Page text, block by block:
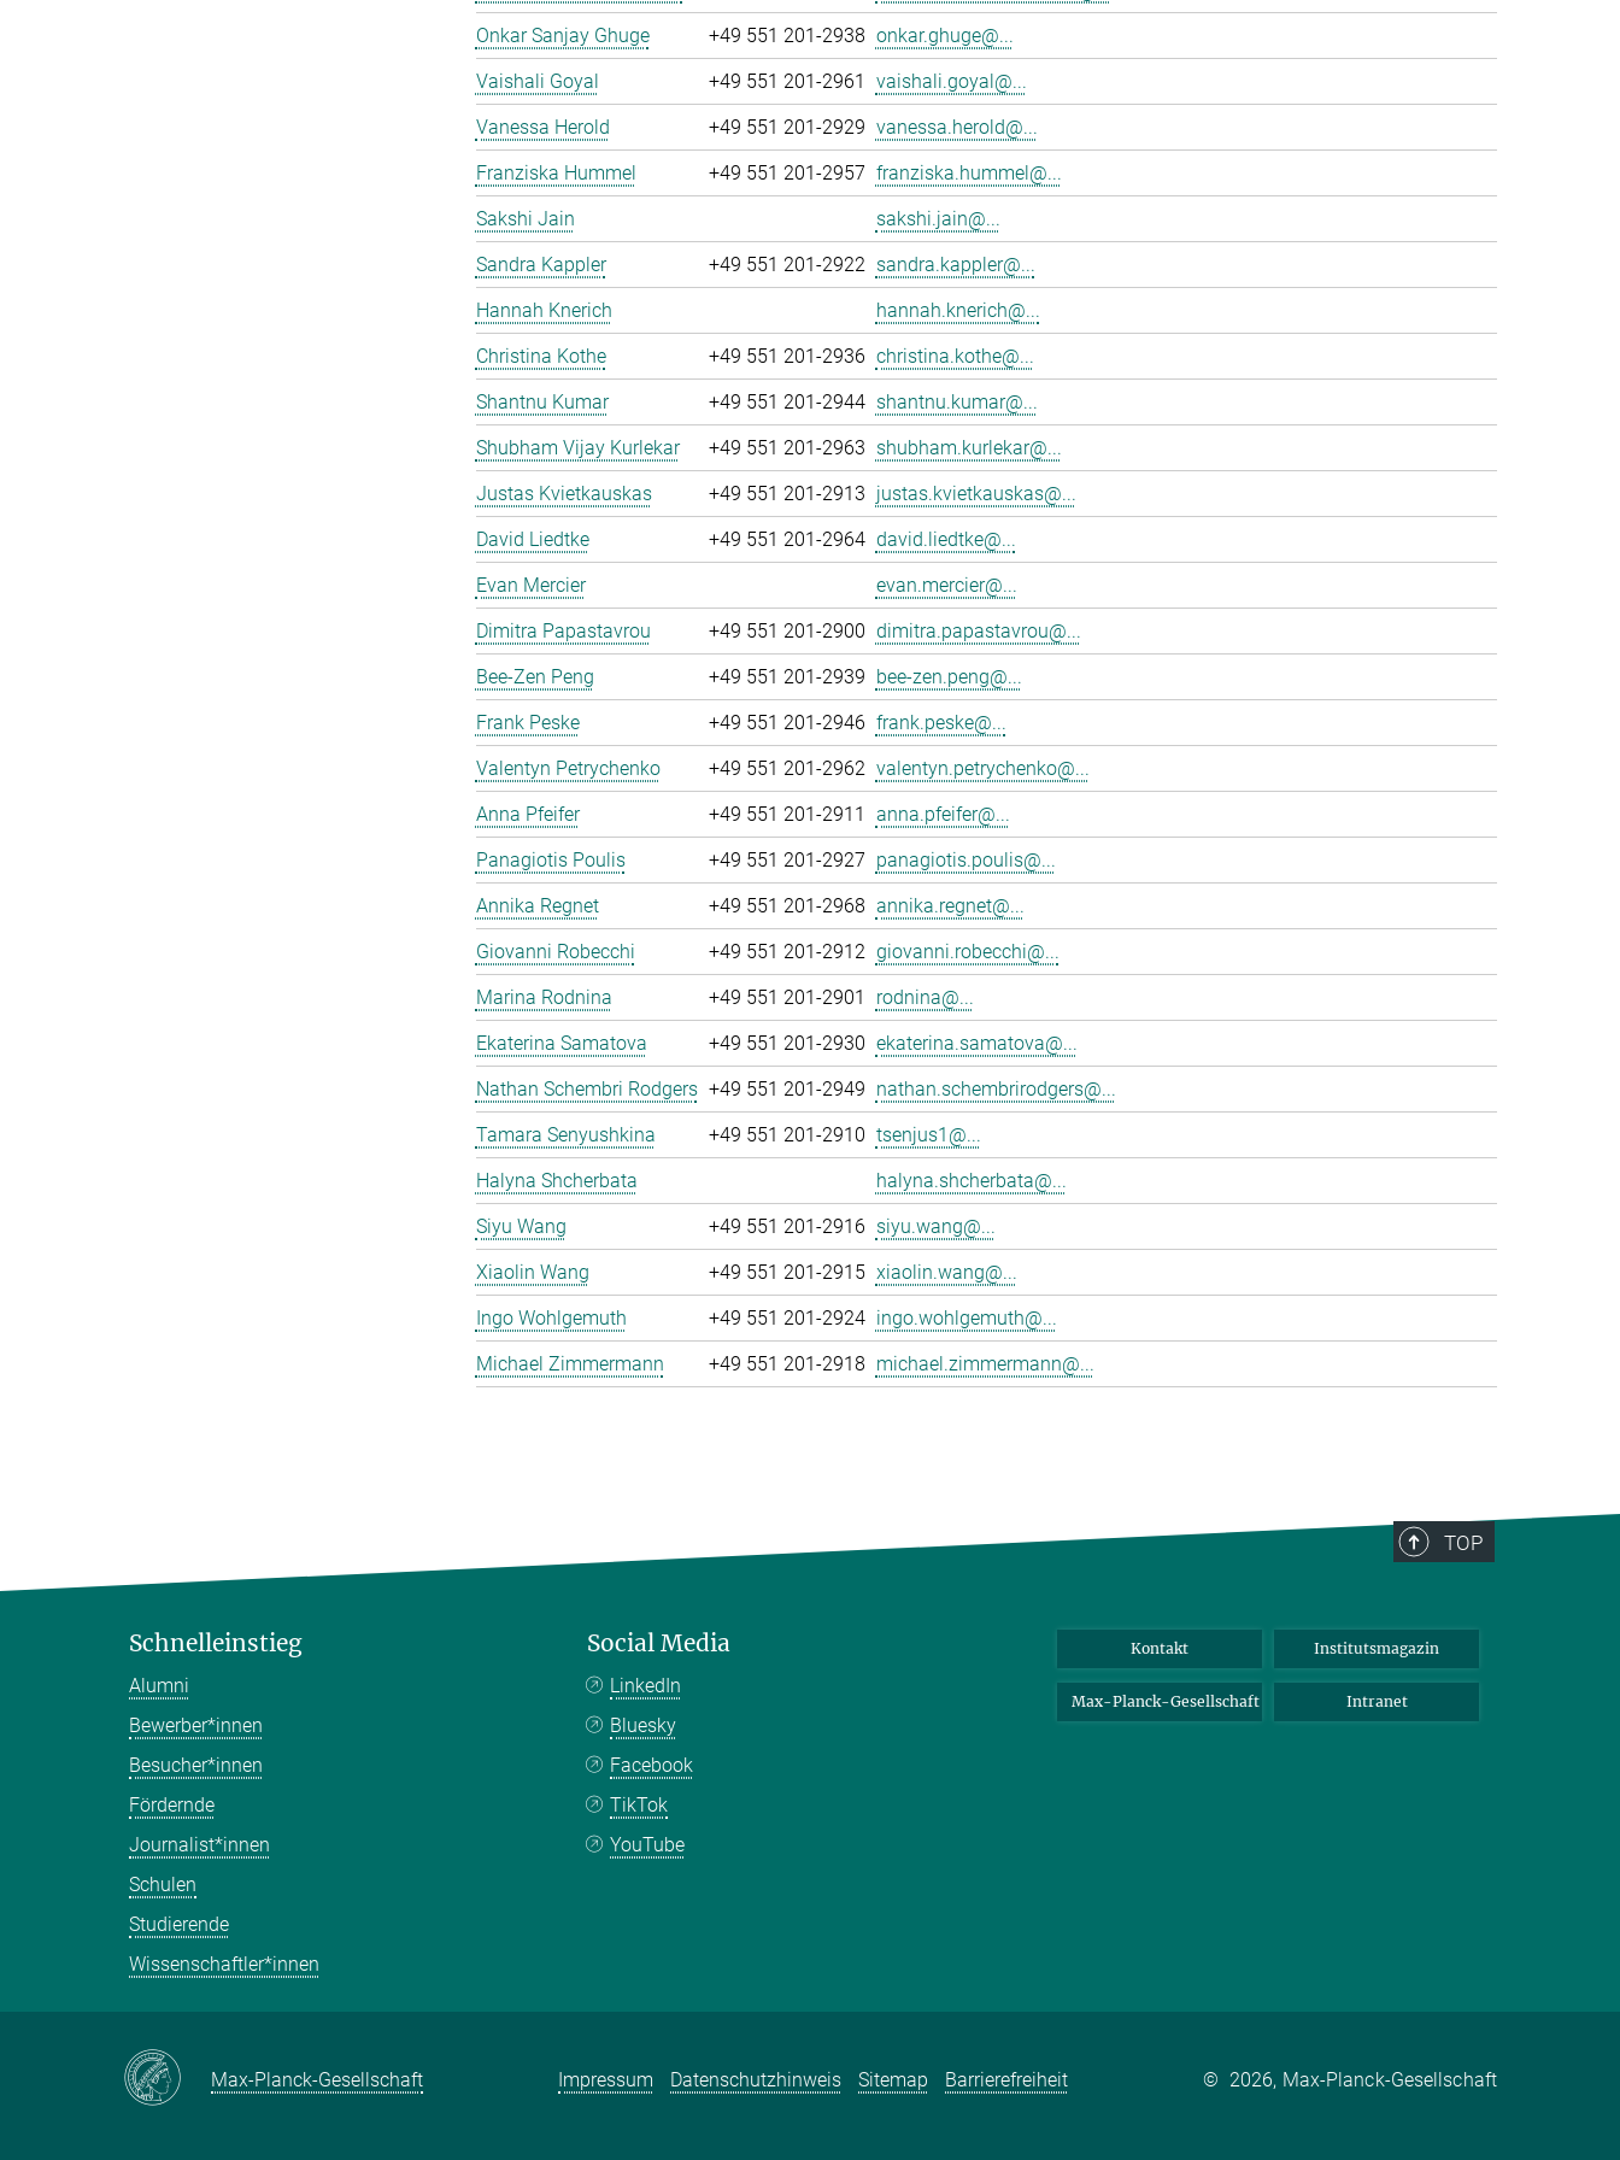
Onkar Sanjay Ghuge
+49 551 201-2938 onkar.ghuge@...
Vaishali Goyal
+49 551 201-2961
vaishali.goyal@...
Vanessa Herold
+49 551 201-2929 vanessa.herold@...
Franziska Hummel
+49 551 201-2957 franziska.hummel@...
Sakshi Jain
sakshi.jain@...
Sandra Kappler
+49 551 201-2922 sandra.kappler@...
Hannah Knerich
hannah.knerich@...
Christina Kothe
+49 551 201-2936 christina.kothe@...
Shantnu Kumar
+49 551 201-2944 shantnu.kumar@...
Shubham Vijay Kurlekar
+49 551 201-2963 shubham.kurlekar@...
Justas Kvietkauskas
+49 551 201-2913 justas.kvietkauskas@...
David Liedtke
+49 551 201-2964 david.liedtke@...
Evan Mercier
evan.mercier@...
Dimitra Papastavrou
+49 551 201-2900 dimitra.papastavrou@...
Bee-Zen Peng
+49 551 201-2939 bee-zen.peng@...
Frank Peske
+49 551 201-2946 frank.peske@...
Valentyn Petrychenko
+49 551 201-2962 valentyn.petrychenko@...
Anna Pfeifer
+49 551 201-2911
anna.pfeifer@...
Panagiotis Poulis
+49 551 201-2927 panagiotis.poulis@...
Annika Regnet
+49 551 201-2968 annika.regnet@...
Giovanni Robecchi
+49 551 201-2912 giovanni.robecchi@...
Marina Rodnina
+49 551 201-2901
rodnina@...
Ekaterina Samatova
+49 551 201-2930 ekaterina.samatova@...
Nathan Schembri Rodgers +49 551 201-2949 nathan.schembrirodgers@...
Tamara Senyushkina
+49 551 201-2910 tsenjus1@...
Halyna Shcherbata
halyna.shcherbata@...
Siyu Wang
+49 551 201-2916 siyu.wang@...
Xiaolin Wang
+49 551 201-2915 xiaolin.wang@...
Ingo Wohlgemuth
+49 551 201-2924 ingo.wohlgemuth@...
Michael Zimmermann
+49 551 201-2918 michael.zimmermann@...
TOP
Schnelleinstieg
Alumni
Bewerber*innen
Besucher*innen
Fördernde
Journalist*innen
Schulen
Studierende
Wissenschaftler*innen
Social Media
LinkedIn
Bluesky
Facebook
TikTok
YouTube
Kontakt Institutsmagazin
Max-Planck-Gesellschaft Intranet
Max-Planck-Gesellschaft Impressum Datenschutzhinweis Sitemap Barrierefreiheit © 2026, Max-Planck-Gesellschaft